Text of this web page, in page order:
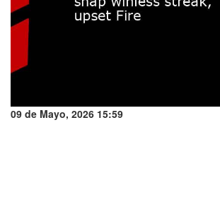
09 de Mayo, 2026 15:59